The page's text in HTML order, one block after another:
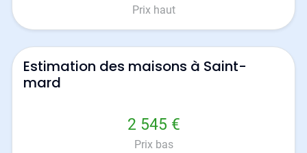
Prix haut
Estimation des maisons à Saint-
mard
2 545 €
Prix bas